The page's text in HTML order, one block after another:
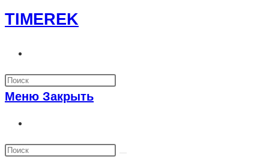
Перейти
к
TIMEREK
по
веб-
Меню Закрыть
по